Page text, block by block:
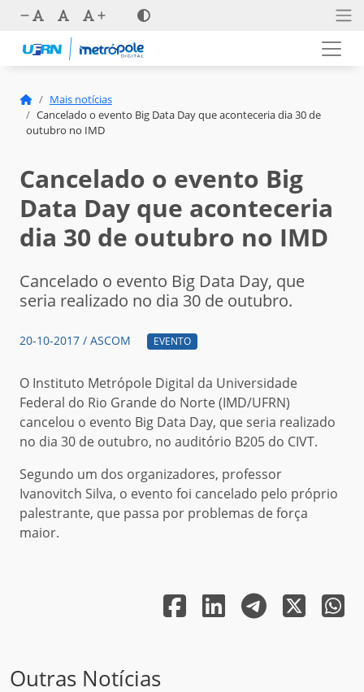
Mais notícias
Cancelado o evento Big Data Day que aconteceria dia 30 de
outubro no IMD
Cancelado o evento Big
Data Day que aconteceria
dia 30 de outubro no IMD
Cancelado o evento Big Data Day, que
seria realizado no dia 30 de outubro.
20-10-2017 / ASCOM EVENTO
O Instituto Metrópole Digital da Universidade
Federal do Rio Grande do Norte (IMD/UFRN)
cancelou o evento Big Data Day, que seria realizado
no dia 30 de outubro, no auditório B205 do CIVT.
Segundo um dos organizadores, professor
Ivanovitch Silva, o evento foi cancelado pelo próprio
palestrante, que passa por problemas de força
maior.
Outras Notícias